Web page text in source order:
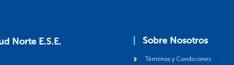
Norte E.S.E. Sobre Nosotros
Términos y Condiciones